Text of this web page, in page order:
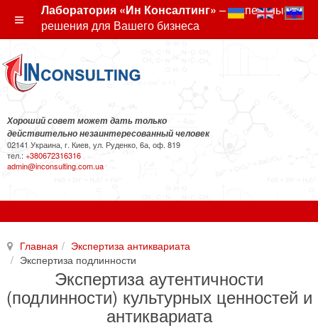
Лаборатория «Ин Консалтинг» – экспертные
решения для Вашего бизнеса
Хороший совет может дать только
действительно незаинтересованный человек
02141 Украина, г. Киев, ул. Руденко, 6а, оф. 819
тел.: +380672316316
admin@inconsulting.com.ua
Главная
Экспертиза антиквариата
Экспертиза подлинности
Экспертиза аутентичности
(подлинности) культурных ценностей и
антиквариата